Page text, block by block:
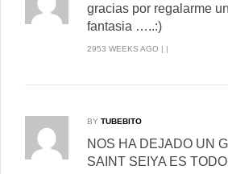
gracias por regalarme
fantasia …..:)
2953 WEEKS AGO | |
BY TUBEBITO
NOS HA DEJADO UN
SAINT SEIYA ES